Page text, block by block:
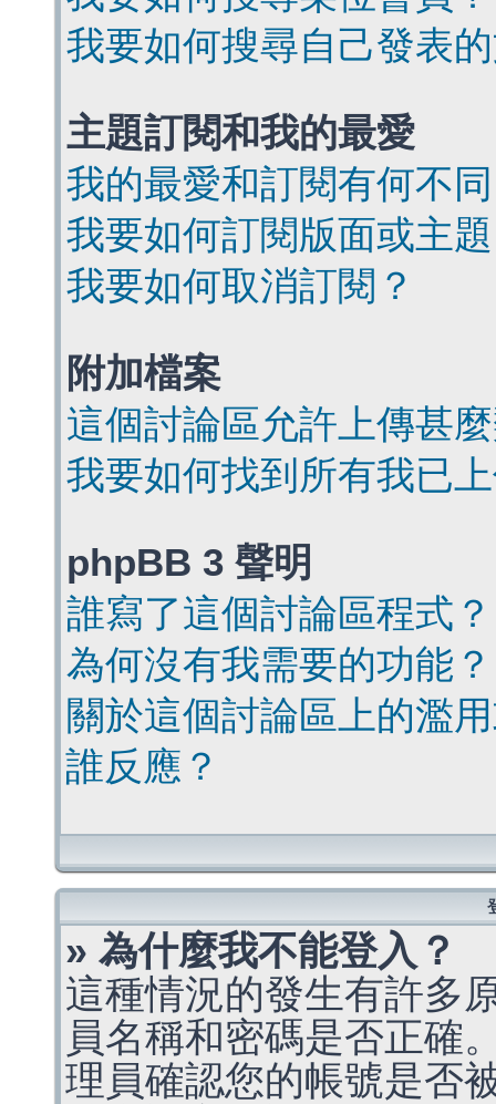
我要如何搜尋自己發表
主題訂閱和我的最愛
我的最愛和訂閱有何不
我要如何訂閱版面或主
我要如何取消訂閱？
附加檔案
這個討論區允許上傳甚
我要如何找到所有我已
phpBB 3 聲明
誰寫了這個討論區程式？
為何沒有我需要的功能？
關於這個討論區上的濫
誰反應？
» 為什麼我不能登入？
這種情況的發生有許多
員名稱和密碼是否正確
理員確認您的帳號是否